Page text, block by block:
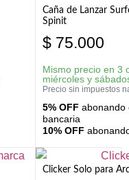
Caña de Lanzar
Spinit
$ 75.000
Mismo precio en 3
miércoles y
Precio sin impuestos
5% OFF abonando
bancaria
10% OFF
Clicker Solo para